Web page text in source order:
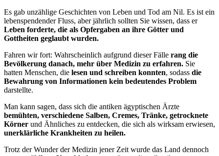
Es gab unzählige Geschichten von Leben und Tod am Nil. Es ist ein
lebenspendender Fluss, aber jährlich sollten Sie wissen, dass er
Leben forderte, die als Opfergaben an ihre Götter und
Gottheiten geglaubt wurden.
Fahren wir fort: Wahrscheinlich aufgrund dieser Fälle rang die
Bevölkerung danach, mehr über Medizin zu erfahren. Sie
hatten Menschen, die lesen und schreiben konnten, sodass die
Bewahrung von Informationen kein bedeutendes Problem
darstellte.
Man kann sagen, dass sich die antiken ägyptischen Ärzte
bemühten, verschiedene Salben, Cremes, Tränke, getrocknete
Körner und Ähnliches zu entdecken, die sich als wirksam erwiesen,
unerklärliche Krankheiten zu heilen.
Trotz der Wunder der Medizin jener Zeit wurde das Land dennoch